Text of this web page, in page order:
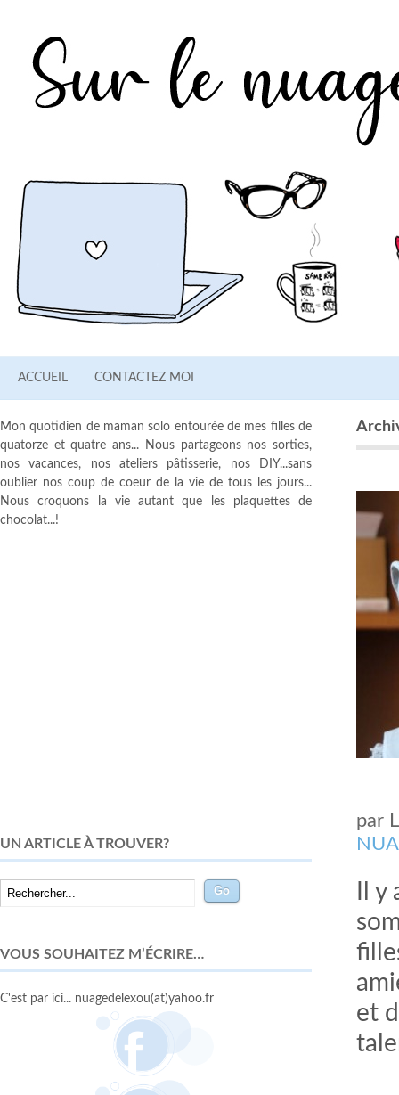
ACCUEIL CONTACTEZ MOI
par
Il
et
Mon quotidien de maman solo entourée de mes filles de
quatorze et quatre ans... Nous partageons nos sorties,
nos vacances, nos ateliers pâtisserie, nos DIY...sans
oublier nos coup de coeur de la vie de tous les jours...
Nous croquons la vie autant que les plaquettes de
chocolat...!
UN ARTICLE À TROUVER?
VOUS SOUHAITEZ M’ÉCRIRE…
C'est par ici... nuagedelexou(at)yahoo.fr